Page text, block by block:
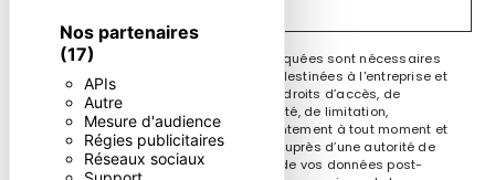
Nos partenaires
(17)
APIs
Autre
Mesure d'audience
Régies publicitaires
Réseaux sociaux
** Les données personnelles communiquées sont nécessaires
aux fins de vous contacter. Elles sont destinées à l'entreprise et
ses sous-traitants. Vous disposez de droits d’accès, de
rectification, d’effacement, de portabilité, de limitation,
d’opposition, de retrait de votre consentement à tout moment et
du droit d’introduire une réclamation auprès d’une autorité de
contrôle, ainsi que d’organiser le sort de vos données post-